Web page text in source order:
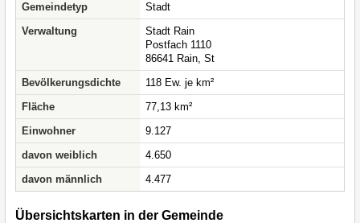
Gemeindetyp
Stadt
Verwaltung
Stadt Rain
Postfach 1110
86641 Rain, St
Bevölkerungsdichte
118 Ew. je km²
Fläche
77,13 km²
Einwohner
9.127
davon weiblich
4.650
davon männlich
4.477
Übersichtskarten in der Gemeinde